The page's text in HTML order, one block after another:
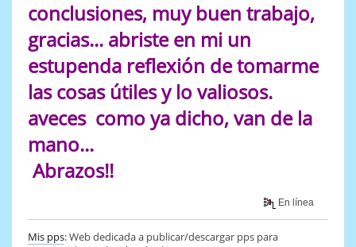
conclusiones, muy buen trabajo,
gracias... abriste en mi un
estupenda reflexión de tomarme
las cosas útiles y lo valiosos.
aveces como ya dicho, van de la
mano...
Abrazos!!
En línea
Mis pps: Web dedicada a publicar/descargar pps para